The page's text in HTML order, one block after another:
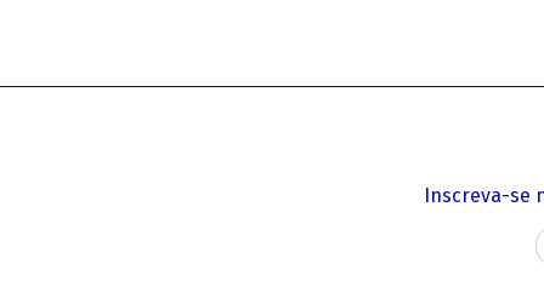
Inscreva-se